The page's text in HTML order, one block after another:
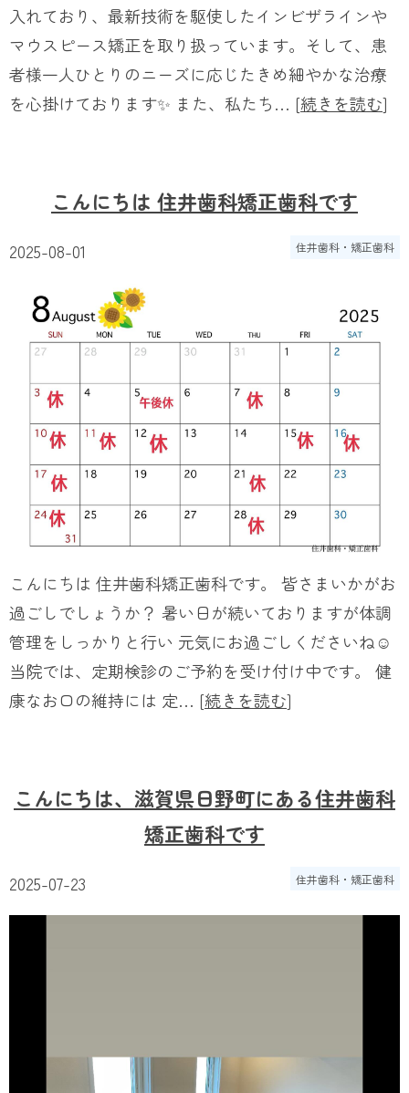
入れており、最新技術を駆使したインビザラインや
マウスピース矯正を取り扱っています。そして、患
者様一人ひとりのニーズに応じたきめ細やかな治療
を心掛けております✨ また、私たち… [続きを読む]
こんにちは 住井歯科矯正歯科です
2025-08-01 住井歯科・矯正歯科
こんにちは 住井歯科矯正歯科です。 皆さまいかがお
過ごしでしょうか？ 暑い日が続いておりますが体調
管理をしっかりと行い 元気にお過ごしくださいね☺️
当院では、定期検診のご予約を受け付け中です。 健
康なお口の維持には 定… [続きを読む]
こんにちは、滋賀県日野町にある住井歯科
矯正歯科です
2025-07-23 住井歯科・矯正歯科